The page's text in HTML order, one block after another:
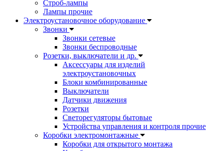
Строб-лампы
Лампы прочие
Электроустановочное оборудование
Звонки
Звонки сетевые
Звонки беспроводные
Розетки, выключатели и др.
Аксессуары для изделий
электроустановочных
Блоки комбинированные
Выключатели
Датчики движения
Розетки
Светорегуляторы бытовые
Устройства управления и контроля прочие
Коробки электромонтажные
Коробки для открытого монтажа